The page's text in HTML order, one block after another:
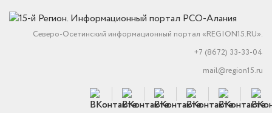
Северо-Осетинский информационный портал «REGION15.RU».
+7 (8672) 33-33-04
mail@region15.ru